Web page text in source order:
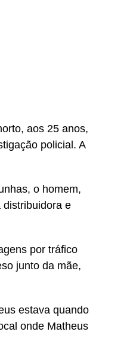
aos 25 anos,
policial. A
o homem,
distribuidora e
por tráfico
junto da mãe,
estava quando
onde Matheus